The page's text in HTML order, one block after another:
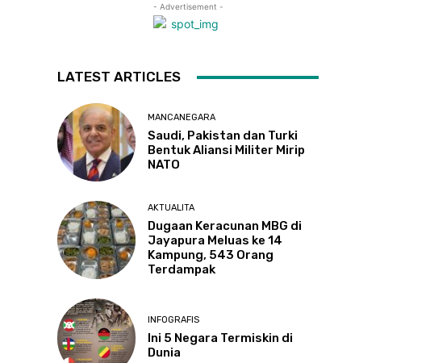
- Advertisement -
LATEST ARTICLES
MANCANEGARA
Saudi, Pakistan dan Turki
Bentuk Aliansi Militer Mirip
NATO
AKTUALITA
Dugaan Keracunan MBG di
Jayapura Meluas ke 14
Kampung, 543 Orang
Terdampak
INFOGRAFIS
Ini 5 Negara Termiskin di
Dunia